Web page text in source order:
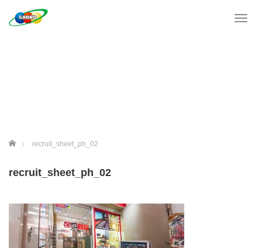
T
ホーム recruit_sheet_ph_02
recruit_sheet_ph_02